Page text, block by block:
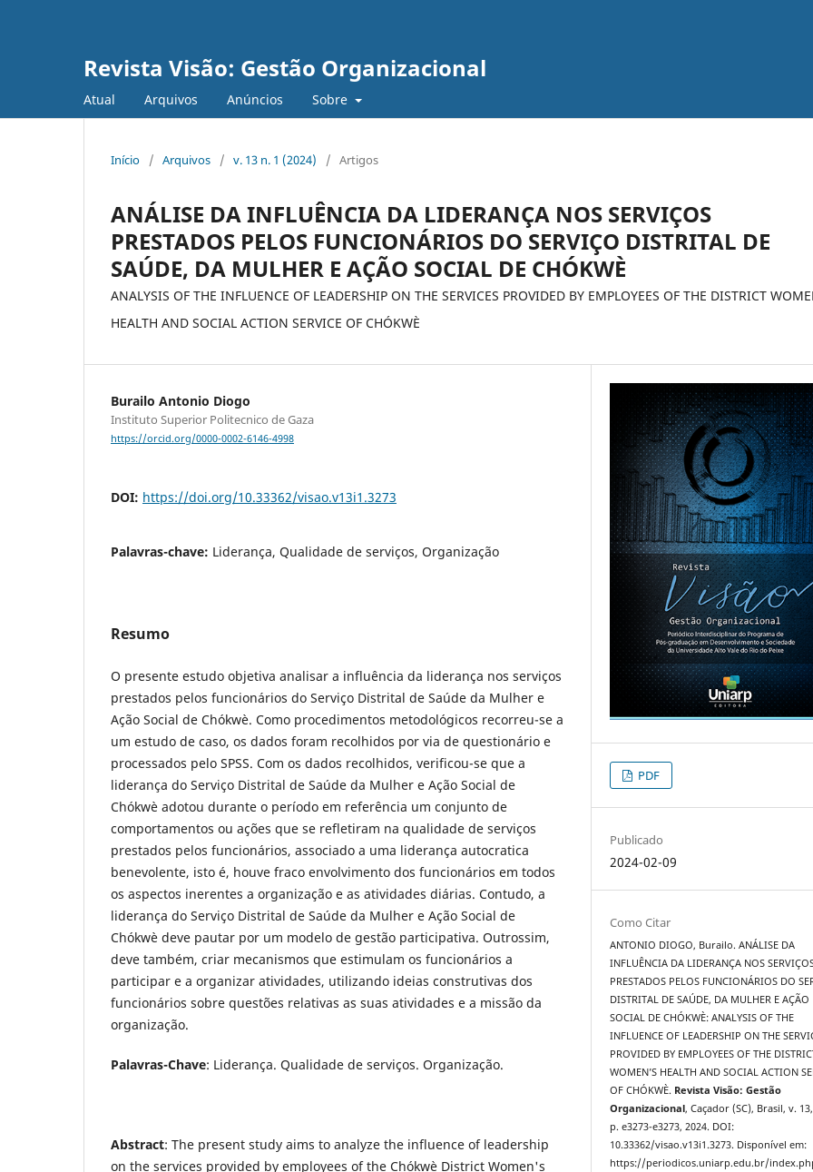
Revista Visão: Gestão Organizacional
Atual Arquivos Anúncios Sobre
Início / Arquivos / v. 13 n. 1 (2024) / Artigos
ANÁLISE DA INFLUÊNCIA DA LIDERANÇA NOS SERVIÇOS
PRESTADOS PELOS FUNCIONÁRIOS DO SERVIÇO DISTRITAL DE
SAÚDE, DA MULHER E AÇÃO SOCIAL DE CHÓKWÈ
ANALYSIS OF THE INFLUENCE OF LEADERSHIP ON THE SERVICES PROVIDED BY EMPLOYEES OF THE DISTRICT
HEALTH AND SOCIAL ACTION SERVICE OF CHÓKWÈ
Burailo Antonio Diogo
Instituto Superior Politecnico de Gaza
https://orcid.org/0000-0002-6146-4998
DOI: https://doi.org/10.33362/visao.v13i1.3273
Palavras-chave: Liderança, Qualidade de serviços, Organização
Resumo
O presente estudo objetiva analisar a influência da liderança nos serviços
prestados pelos funcionários do Serviço Distrital de Saúde da Mulher e
Ação Social de Chókwè. Como procedimentos metodológicos recorreu-se a
um estudo de caso, os dados foram recolhidos por via de questionário e
processados pelo SPSS. Com os dados recolhidos, verificou-se que a
liderança do Serviço Distrital de Saúde da Mulher e Ação Social de
Chókwè adotou durante o período em referência um conjunto de
comportamentos ou ações que se refletiram na qualidade de serviços
prestados pelos funcionários, associado a uma liderança autocratica
benevolente, isto é, houve fraco envolvimento dos funcionários em todos
os aspectos inerentes a organização e as atividades diárias. Contudo, a
liderança do Serviço Distrital de Saúde da Mulher e Ação Social de
Chókwè deve pautar por um modelo de gestão participativa. Outrossim,
deve também, criar mecanismos que estimulam os funcionários a
participar e a organizar atividades, utilizando ideias construtivas dos
funcionários sobre questões relativas as suas atividades e a missão da
organização.
Palavras-Chave: Liderança. Qualidade de serviços. Organização.
Abstract: The present study aims to analyze the influence of leadership
on the services provided by employees of the Chókwè District Women's
PDF
Publicado
2024-02-09
Como Citar
ANTONIO DIOGO, Burailo. ANÁLISE DA
INFLUÊNCIA DA LIDERANÇA NOS
PRESTADOS PELOS FUNCIONÁRIOS DO
DISTRITAL DE SAÚDE, DA MULHER E AÇÃO
SOCIAL DE CHÓKWÈ: ANALYSIS OF THE
INFLUENCE OF LEADERSHIP ON THE
PROVIDED BY EMPLOYEES OF THE
WOMEN’S HEALTH AND SOCIAL ACTION
OF CHÓKWÈ. Revista Visão: Gestão
Organizacional, Caçador (SC), Brasil, v.
p. e3273-e3273, 2024. DOI:
10.33362/visao.v13i1.3273. Disponível em:
https://periodicos.uniarp.edu.br/